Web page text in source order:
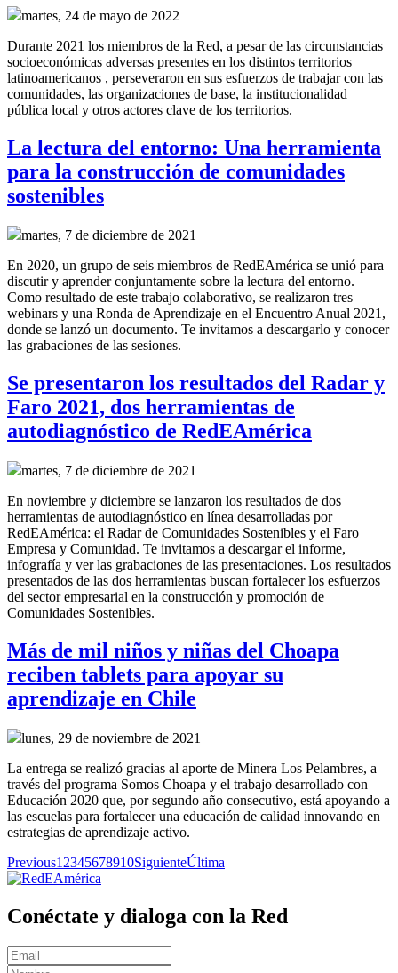
martes, 24 de mayo de 2022
Durante 2021 los miembros de la Red, a pesar de las circunstancias
socioeconómicas adversas presentes en los distintos territorios
latinoamericanos , perseveraron en sus esfuerzos de trabajar con las
comunidades, las organizaciones de base, la institucionalidad
pública local y otros actores clave de los territorios.
La lectura del entorno: Una herramienta
para la construcción de comunidades
sostenibles
martes, 7 de diciembre de 2021
En 2020, un grupo de seis miembros de RedEAmérica se unió para
discutir y aprender conjuntamente sobre la lectura del entorno.
Como resultado de este trabajo colaborativo, se realizaron tres
webinars y una Ronda de Aprendizaje en el Encuentro Anual 2021,
donde se lanzó un documento. Te invitamos a descargarlo y conocer
las grabaciones de las sesiones.
Se presentaron los resultados del Radar y
Faro 2021, dos herramientas de
autodiagnóstico de RedEAmérica
martes, 7 de diciembre de 2021
En noviembre y diciembre se lanzaron los resultados de dos
herramientas de autodiagnóstico en línea desarrolladas por
RedEAmérica: el Radar de Comunidades Sostenibles y el Faro
Empresa y Comunidad. Te invitamos a descargar el informe,
infografía y ver las grabaciones de las presentaciones. Los resultados
presentados de las dos herramientas buscan fortalecer los esfuerzos
del sector empresarial en la construcción y promoción de
Comunidades Sostenibles.
Más de mil niños y niñas del Choapa
reciben tablets para apoyar su
aprendizaje en Chile
lunes, 29 de noviembre de 2021
La entrega se realizó gracias al aporte de Minera Los Pelambres, a
través del programa Somos Choapa y el trabajo desarrollado con
Educación 2020 que, por segundo año consecutivo, está apoyando a
las escuelas para fortalecer una educación de calidad innovando en
estrategias de aprendizaje activo.
Previous1 2345678910SiguienteÚltima
Conéctate y dialoga con la Red